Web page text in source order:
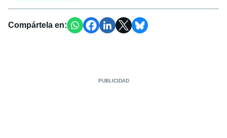
Compártela en: